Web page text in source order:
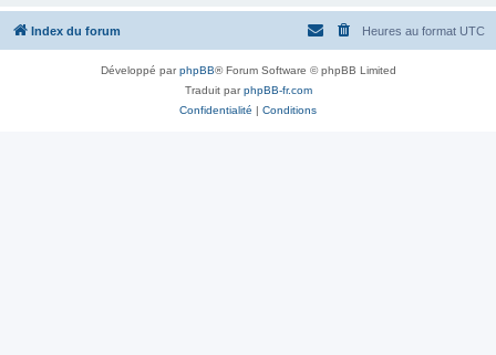
Index du forum Heures au format UTC
Développé parphpBB® Forum Software © phpBB Limited
Traduit parphpBB-fr.com
Confidentialité | Conditions